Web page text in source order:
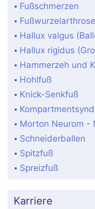
Fußschmerzen
Fußwurzelarthrose
Hallux valgus
Hallux rigidus
Hammerzeh und
Hohlfuß
Knick-Senkfuß
Morton Neurom -
Schneiderballen
Spitzfuß
Spreizfuß
Karriere